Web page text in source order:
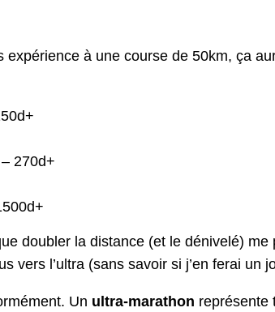
à une course de 50km, ça
270d+
doubler la distance (et le dénivelé) me
vers l’ultra (sans savoir si j’en ferai un
Un ultra-marathon représente